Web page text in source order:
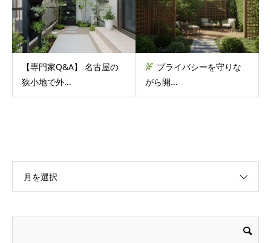
【専門家Q&A】 名古屋の
狭小地で外...
プライバシーを守りな
がら開...
月を選択